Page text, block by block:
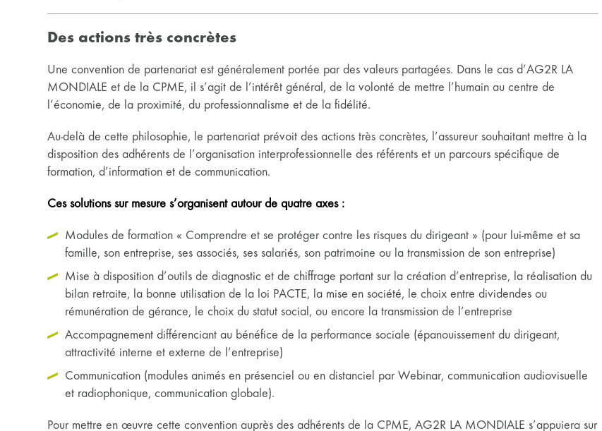
Des actions très concrètes
Une convention de partenariat est généralement portée par des valeurs partagées. Dans le cas d’AG2R LA
MONDIALE et de la CPME, il s’agit de l’intérêt général, de la volonté de mettre l’humain au centre de
l’économie, de la proximité, du professionnalisme et de la fidélité.
Au-delà de cette philosophie, le partenariat prévoit des actions très concrètes, l’assureur souhaitant mettre à la
disposition des adhérents de l’organisation interprofessionnelle des référents et un parcours spécifique de
formation, d’information et de communication.
Ces solutions sur mesure s’organisent autour de quatre axes :
Modules de formation « Comprendre et se protéger contre les risques du dirigeant » (pour lui-même et sa
famille, son entreprise, ses associés, ses salariés, son patrimoine ou la transmission de son entreprise)
Mise à disposition d’outils de diagnostic et de chiffrage portant sur la création d’entreprise, la réalisation du
bilan retraite, la bonne utilisation de la loi PACTE, la mise en société, le choix entre dividendes ou
rémunération de gérance, le choix du statut social, ou encore la transmission de l’entreprise
Accompagnement différenciant au bénéfice de la performance sociale (épanouissement du dirigeant,
attractivité interne et externe de l’entreprise)
Communication (modules animés en présenciel ou en distanciel par Webinar, communication audiovisuelle
et radiophonique, communication globale).
Pour mettre en œuvre cette convention auprès des adhérents de la CPME, AG2R LA MONDIALE s’appuiera sur